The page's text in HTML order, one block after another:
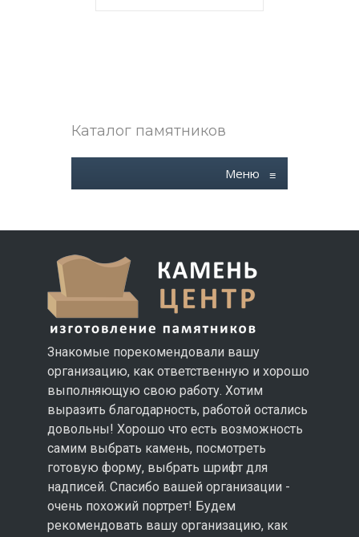
Каталог памятников
Меню ≡
Знакомые порекомендовали вашу
организацию, как ответственную и хорошо
выполняющую свою работу. Хотим
выразить благодарность, работой остались
довольны! Хорошо что есть возможность
самим выбрать камень, посмотреть
готовую форму, выбрать шрифт для
надписей. Спасибо вашей организации -
очень похожий портрет! Будем
рекомендовать вашу организацию, как